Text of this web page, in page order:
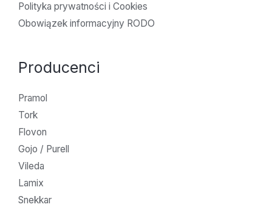
Polityka prywatności i Cookies
Obowiązek informacyjny RODO
Producenci
Pramol
Tork
Flovon
Gojo / Purell
Vileda
Lamix
Snekkar